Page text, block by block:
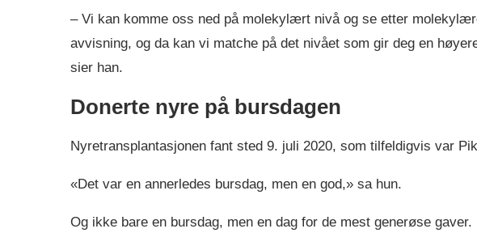
– Vi kan komme oss ned på molekylært nivå og se etter
avvisning, og da kan vi matche på det nivået som gir deg en
sier han.
Donerte nyre på bursdagen
Nyretransplantasjonen fant sted 9. juli 2020, som tilfeldigvis var
«Det var en annerledes bursdag, men en god,» sa hun.
Og ikke bare en bursdag, men en dag for de mest generøse gaver.